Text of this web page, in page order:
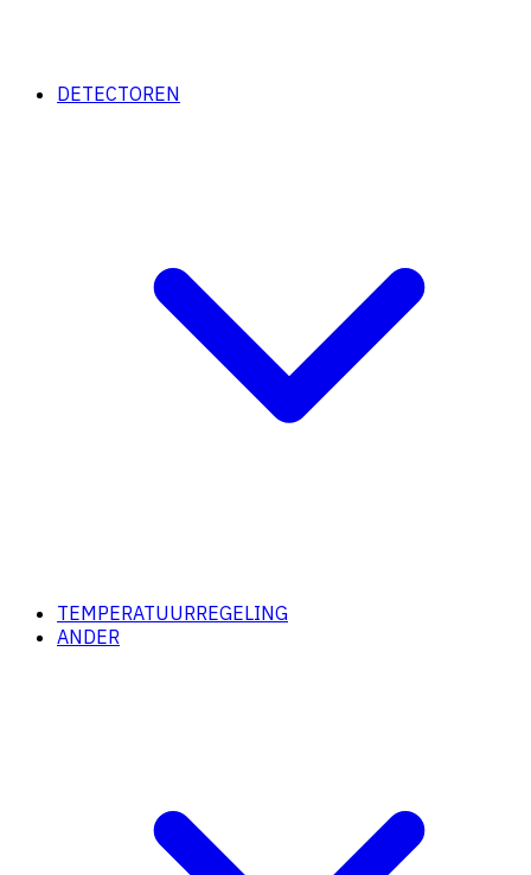
DETECTOREN
TEMPERATUURREGELING
ANDER